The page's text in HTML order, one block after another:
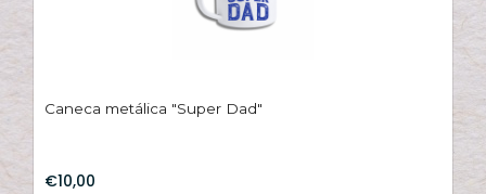
Caneca metálica "Super Dad"
€10,00